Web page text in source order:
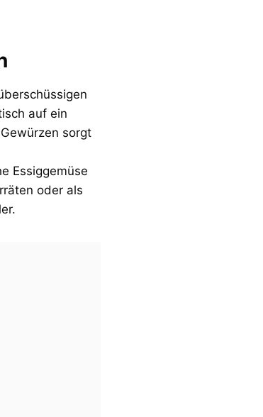
auf ein
sorgt
Essiggemüse
oder als